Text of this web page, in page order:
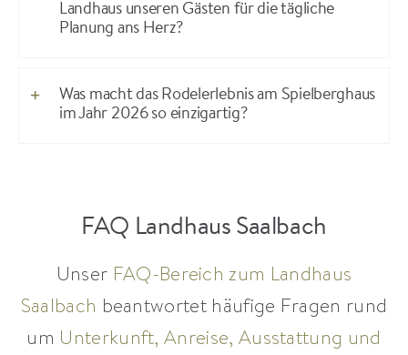
Landhaus unseren Gästen für die tägliche
Planung ans Herz?
Was macht das Rodelerlebnis am Spielberghaus
im Jahr 2026 so einzigartig?
FAQ Landhaus Saalbach
Unser FAQ-Bereich zum Landhaus
Saalbach beantwortet häufige Fragen rund
um Unterkunft, Anreise, Ausstattung und